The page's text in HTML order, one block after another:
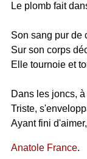
Le plomb fait
Son sang pur de
Sur son corps
Elle tournoie et
Dans les joncs,
Triste,
Ayant fini
Anatole France.